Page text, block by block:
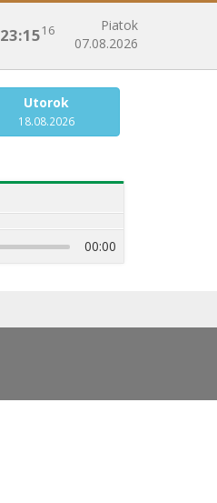
Piatok
07.08.2026
23:1516
Utorok
18.08.2026
00:00